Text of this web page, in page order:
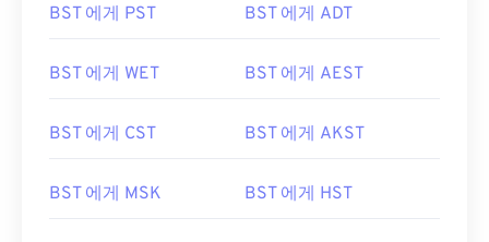
BST 에게 PST BST 에게 ADT
BST 에게 WET BST 에게 AEST
BST 에게 CST BST 에게 AKST
BST 에게 MSK BST 에게 HST